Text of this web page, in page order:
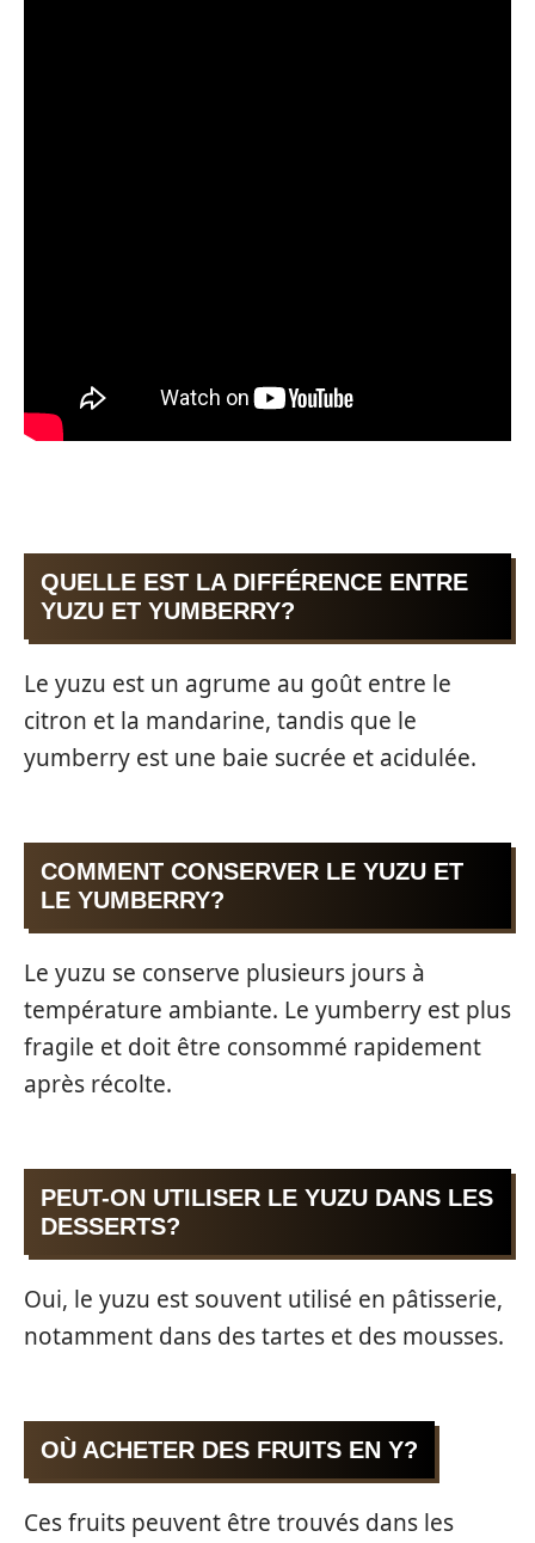
QUELLE EST LA DIFFÉRENCE ENTRE
YUZU ET YUMBERRY?
Le yuzu est un agrume au goût entre le
citron et la mandarine, tandis que le
yumberry est une baie sucrée et acidulée.
COMMENT CONSERVER LE YUZU ET
LE YUMBERRY?
Le yuzu se conserve plusieurs jours à
température ambiante. Le yumberry est plus
fragile et doit être consommé rapidement
après récolte.
PEUT-ON UTILISER LE YUZU DANS LES
DESSERTS?
Oui, le yuzu est souvent utilisé en pâtisserie,
notamment dans des tartes et des mousses.
OÙ ACHETER DES FRUITS EN Y?
Ces fruits peuvent être trouvés dans les